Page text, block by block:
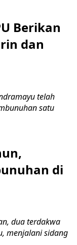
Berikan
dan
telah
satu
di
dua terdakwa
menjalani sidang